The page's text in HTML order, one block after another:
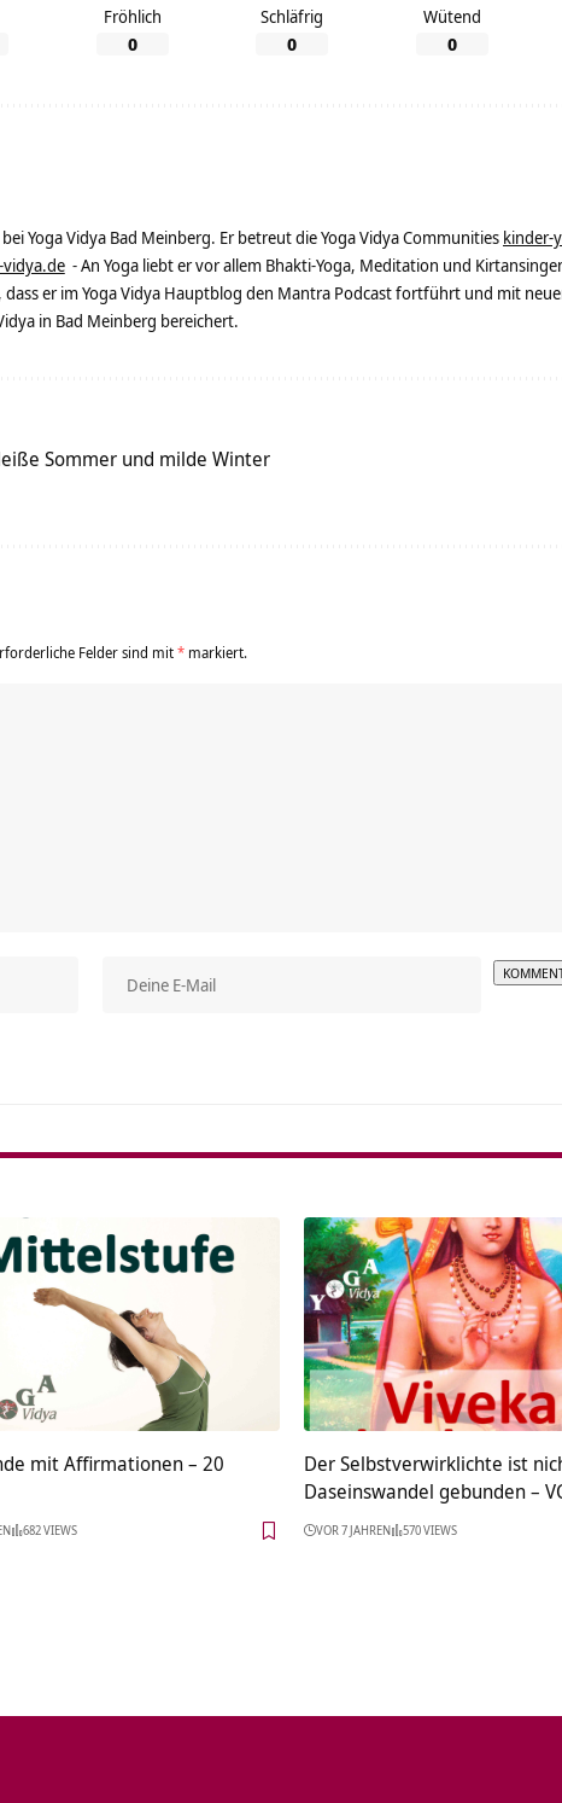
Fröhlich
0
Schläfrig
0
Wütend
0
Yoga Vidya Bad Meinberg. Er betreut die Yoga Vidya Communities kinder-
- An Yoga liebt er vor allem Bhakti-Yoga, Meditation und
er im Yoga Vidya Hauptblog den Mantra Podcast fortführt und mit
in Bad Meinberg bereichert.
Sommer und milde Winter
Felder sind mit* markiert.
mit Affirmationen – 20
682 VIEWS
Der Selbstverwirklichte ist
Daseinswandel gebunden –
VOR 7 JAHREN 570 VIEWS